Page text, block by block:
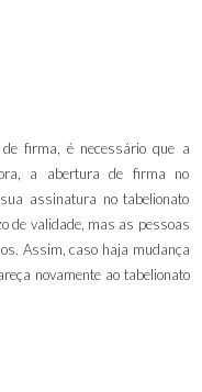
firma, é necessário que a
a abertura de firma no
assinatura no tabelionato
de validade, mas as pessoas
Assim, caso haja mudança
novamente ao tabelionato